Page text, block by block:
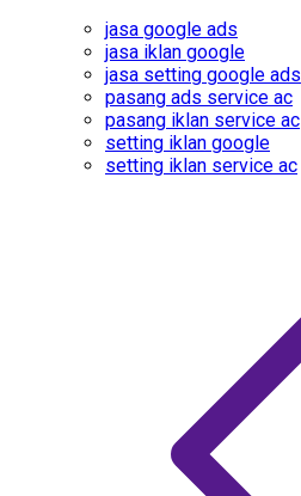
jasa google ads
jasa iklan google
jasa setting google ads
pasang ads service ac
pasang iklan service ac
setting iklan google
setting iklan service ac